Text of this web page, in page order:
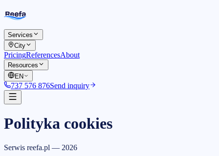
Services
City
PricingReferencesAbout
Resources
EN
737 576 876Send inquiry
Polityka cookies
Serwis reefa.pl — 2026